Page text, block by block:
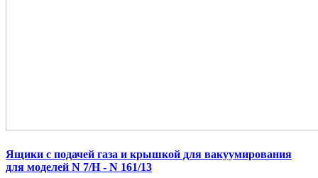
Ящики с подачей газа и крышкой для вакуумирования
для моделей N 7/H - N 161/13